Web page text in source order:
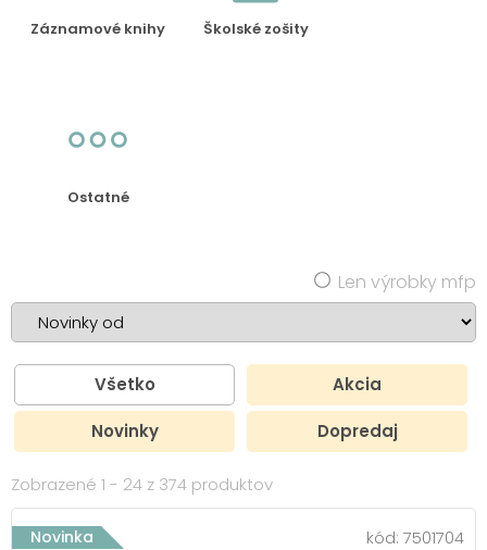
Záznamové knihy Školské zošity
Ostatné
Len výrobky mfp
Všetko Akcia
Novinky Dopredaj
Zobrazené 1 - 24 z 374 produktov
Novinka kód: 7501704